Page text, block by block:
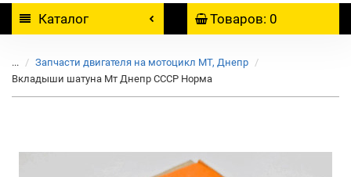
Каталог Товаров: 0
...
Запчасти двигателя на мотоцикл МТ, Днепр
Вкладыши шатуна Мт Днепр СССР Норма